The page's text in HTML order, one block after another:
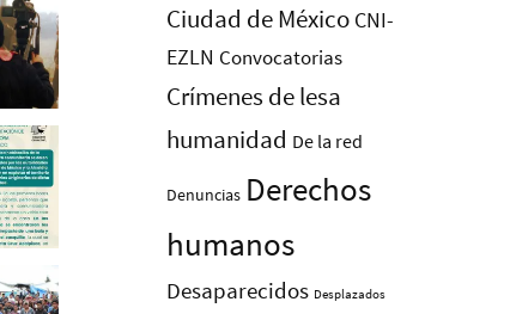
Ciudad de México CNI-
EZLN Convocatorias
Crímenes de lesa
humanidad De la red
Denuncias Derechos
humanos
Desaparecidos Desplazados